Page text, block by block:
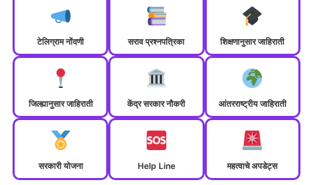
टेलिग्राम नोंदणी सराव प्रश्नपत्रिका शिक्षणानुसार जाहिराती
जिल्ह्यानुसार जाहिराती केंद्र सरकार नौकरी आंतरराष्ट्रीय जाहिराती
सरकारी योजना Help Line महत्वाचे अपडेट्स